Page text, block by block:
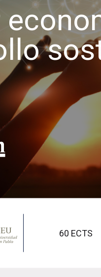
60 ECTS